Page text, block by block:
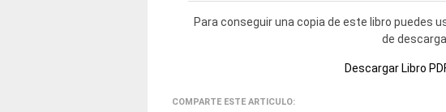
Para conseguir una copia de este libro puedes
de
Descargar Libro
COMPARTE ESTE ARTICULO: